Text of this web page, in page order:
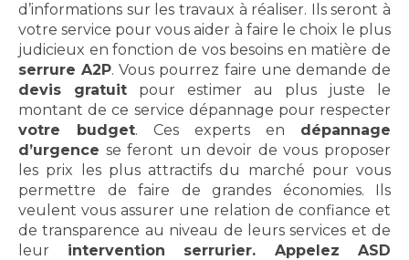
d’informations sur les travaux à réaliser. Ils seront à
votre service pour vous aider à faire le choix le plus
judicieux en fonction de vos besoins en matière de
serrure A2P. Vous pourrez faire une demande de
devis gratuit pour estimer au plus juste le
montant de ce service dépannage pour respecter
votre budget. Ces experts en dépannage
d’urgence se feront un devoir de vous proposer
les prix les plus attractifs du marché pour vous
permettre de faire de grandes économies. Ils
veulent vous assurer une relation de confiance et
de transparence au niveau de leurs services et de
leur intervention serrurier. Appelez ASD